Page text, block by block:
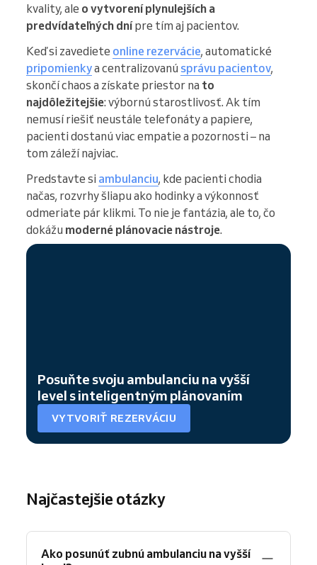
kvality, ale o vytvorení plynulejších a
predvídateľných dnípre tím aj pacientov.
Keď si zavediete online rezervácie, automatické
pripomienkya centralizovanú správu pacientov,
skončí chaos a získate priestor na to
najdôležitejšie: výbornú starostlivosť. Ak tím
nemusí riešiť neustále telefonáty a papiere,
pacienti dostanú viac empatie a pozornosti – na
tom záleží najviac.
Predstavte si ambulanciu, kde pacienti chodia
načas, rozvrhy šliapu ako hodinky a výkonnosť
odmeriate pár klikmi. To nie je fantázia, ale to, čo
dokážu moderné plánovacie nástroje.
Posuňte svoju ambulanciu na vyšší
level s inteligentným plánovaním
VYTVORIŤ REZERVÁCIU
Najčastejšie otázky
Ako posunúť zubnú ambulanciu na vyšší